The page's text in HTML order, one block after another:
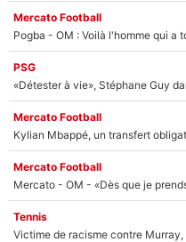
Mercato Football
Pogba - OM : Voilà l'homme qui a
PSG
«Détester à vie», Stéphane Guy
Mercato Football
Kylian Mbappé, un transfert
Mercato Football
Tennis